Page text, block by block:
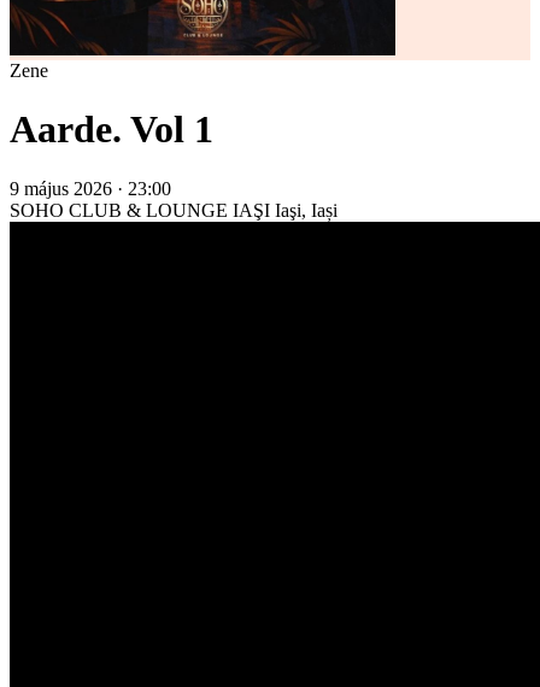
Zene
Aarde. Vol 1
9 május 2026 · 23:00
SOHO CLUB & LOUNGE IAŞI Iaşi, Iași